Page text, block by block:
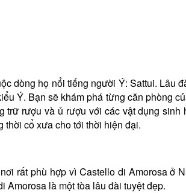
dòng họ nổi tiếng người Ý: Sattui.
Ý. Bạn sẽ khám phá từng căn phòng
rượu và ủ rượu với các vật dụng
thời cổ xưa cho tới thời hiện đại.
rất phù hợp vì Castello di Amorosa
là một tòa lâu đài tuyệt đẹp.